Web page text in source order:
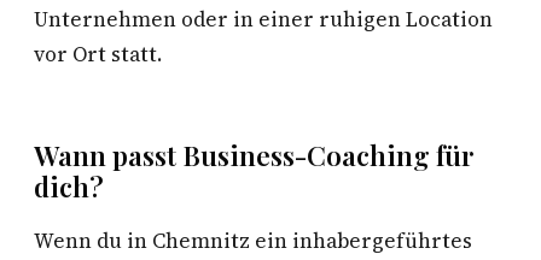
Unternehmen oder in einer ruhigen Location
vor Ort statt.
Wann passt Business-Coaching für
dich?
Wenn du in Chemnitz ein inhabergeführtes